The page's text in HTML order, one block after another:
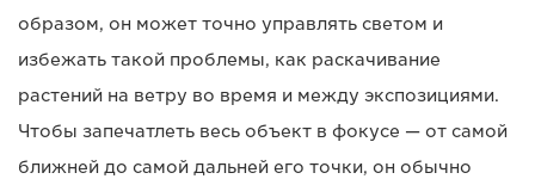
образом, он может точно управлять светом и
избежать такой проблемы, как раскачивание
растений на ветру во время и между экспозициями.
Чтобы запечатлеть весь объект в фокусе — от самой
ближней до самой дальней его точки, он обычно